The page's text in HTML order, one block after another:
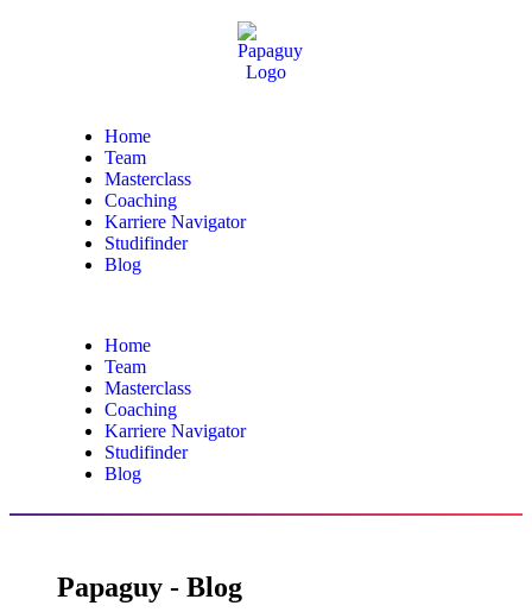
Home
Team
Masterclass
Coaching
Karriere Navigator
Studifinder
Blog
Home
Team
Masterclass
Coaching
Karriere Navigator
Studifinder
Blog
Papaguy - Blog